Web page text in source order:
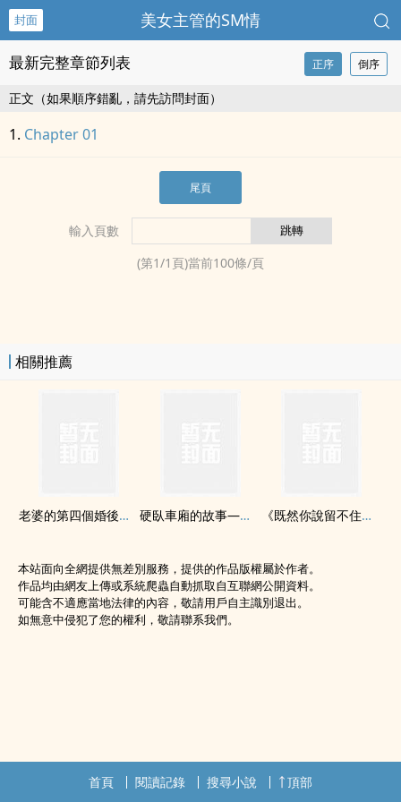
封面 美女主管的SM情
最新完整章節列表 正序 倒序
正文（如果順序錯亂，請先訪問封面）
Chapter 01
尾頁
輸入頁數
(第1/1 頁)當前100條/頁
相關推薦
老婆的第四個婚後情人 硬臥車廂的故事——真空女孩 《既然你說留不住你》百人斬pua帶你重走約炮路！
本站面向全網提供無差別服務，提供的作品版權屬於作者。
作品均由網友上傳或系統爬蟲自動抓取自互聯網公開資料。
可能含不適應當地法律的內容，敬請用戶自主識別退出。
如無意中侵犯了您的權利，敬請聯系我們。
首頁 閱讀記錄 搜尋小說 頂部